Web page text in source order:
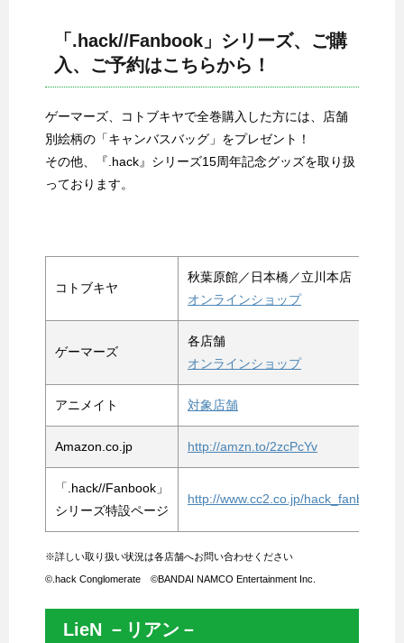
「.hack//Fanbook」シリーズ、ご購
入、ご予約はこちらから！
ゲーマーズ、コトブキヤで全巻購入した方には、店舗
別絵柄の「キャンバスバッグ」をプレゼント！
その他、『.hack』シリーズ15周年記念グッズを取り扱
っております。
コトブキヤ
秋葉原館／日本橋／立川本店
オンラインショップ
ゲーマーズ
各店舗
オンラインショップ
アニメイト 対象店舗
Amazon.co.jp http://amzn.to/2zcPcYv
「.hack//Fanbook」
シリーズ特設ページ
http://www.cc2.co.jp/hack_fanbook/
※詳しい取り扱い状況は各店舗へお問い合わせください
©.hack Conglomerate ©BANDAI NAMCO Entertainment Inc.
LieN －リアン－